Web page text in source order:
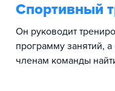
Спортивный
Он руководит
программу занятий,
членам команды